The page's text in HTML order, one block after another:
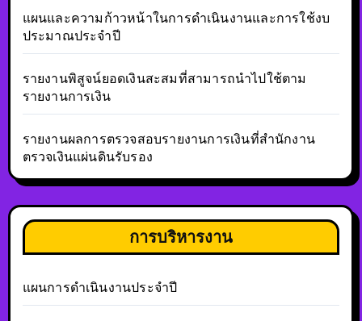
แผนและความก้าวหน้าในการดำเนินงานและการใช้งบ
ประมาณประจำปี
รายงานพิสูจน์ยอดเงินสะสมที่สามารถนำไปใช้ตาม
รายงานการเงิน
รายงานผลการตรวจสอบรายงานการเงินที่สำนักงาน
ตรวจเงินแผ่นดินรับรอง
การบริหารงาน
แผนการดำเนินงานประจำปี